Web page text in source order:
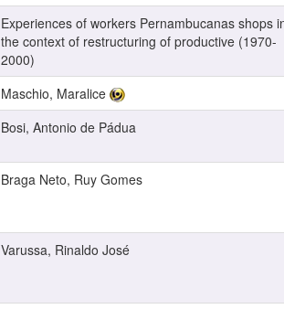
Experiences of workers Pernambucanas shops
the context of restructuring of productive (1970-
2000)
Maschio, Maralice
Bosi, Antonio de Pádua
Braga Neto, Ruy Gomes
Varussa, Rinaldo José